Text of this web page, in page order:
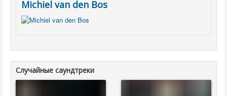
Michiel van den Bos
Случайные саундтреки